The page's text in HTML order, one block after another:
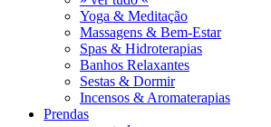
Yoga & Meditação
Massagens & Bem-Estar
Spas & Hidroterapias
Banhos Relaxantes
Sestas & Dormir
Incensos & Aromaterapias
Prendas